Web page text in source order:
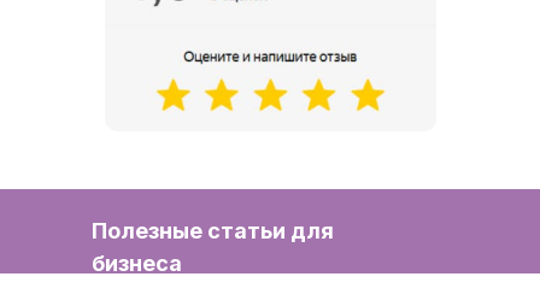
Полезные статьи для
бизнеса